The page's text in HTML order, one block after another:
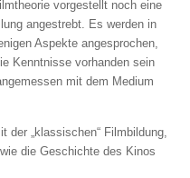
vorgestellt noch eine
angestrebt. Es werden in
Aspekte angesprochen,
Kenntnisse vorhanden sein
mit dem Medium
„klassischen“ Filmbildung,
die Geschichte des Kinos